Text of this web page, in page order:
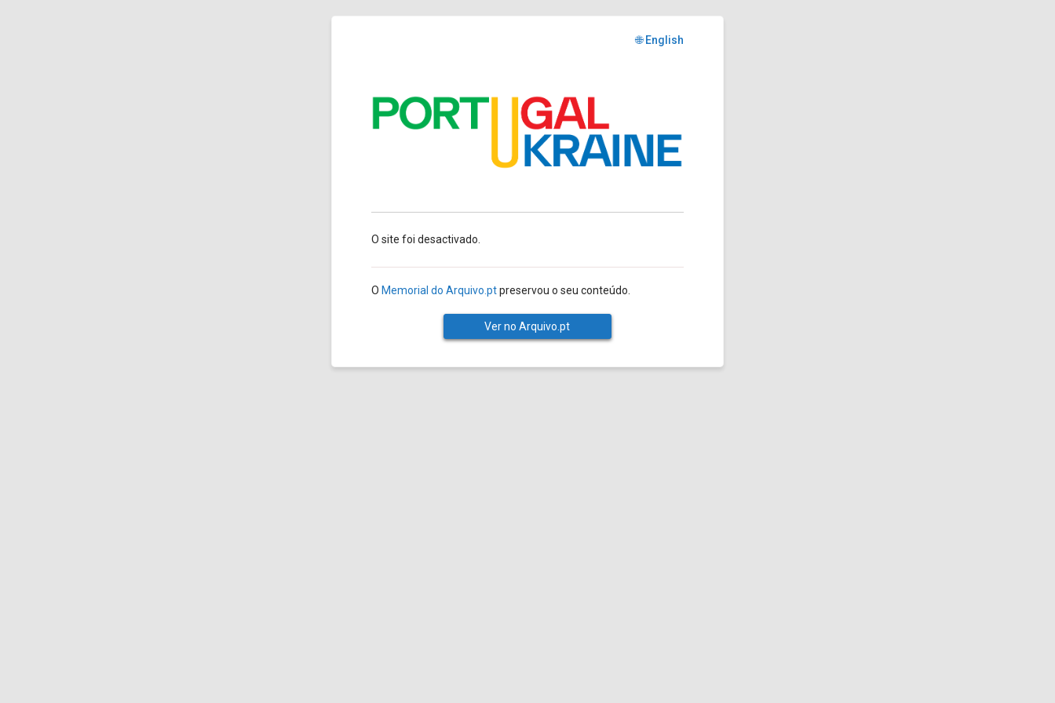
🌐 English
O site foi desactivado.
O Memorial do Arquivo.ptpreservou o seu conteúdo.
Ver no Arquivo.pt